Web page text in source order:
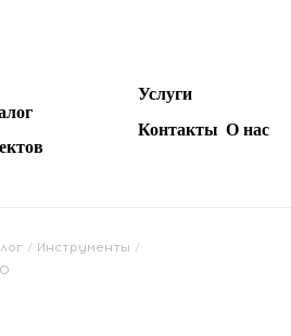
Услуги
Контакты О нас
/ Инструменты /